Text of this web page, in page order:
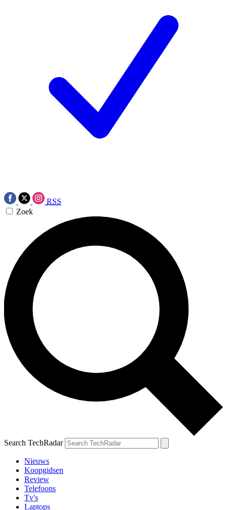
RSS
Zoek
Search TechRadar
Nieuws
Koopgidsen
Review
Telefoons
Tv's
Laptops